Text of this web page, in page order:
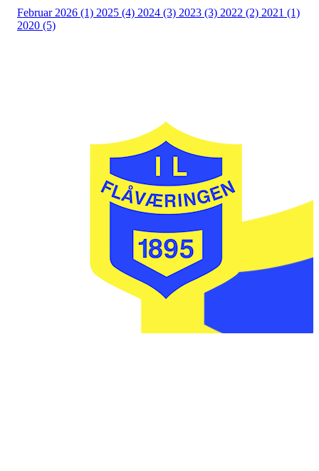
Februar 2026 (1) 2025 (4) 2024 (3) 2023 (3) 2022 (2) 2021 (1)
2020 (5)